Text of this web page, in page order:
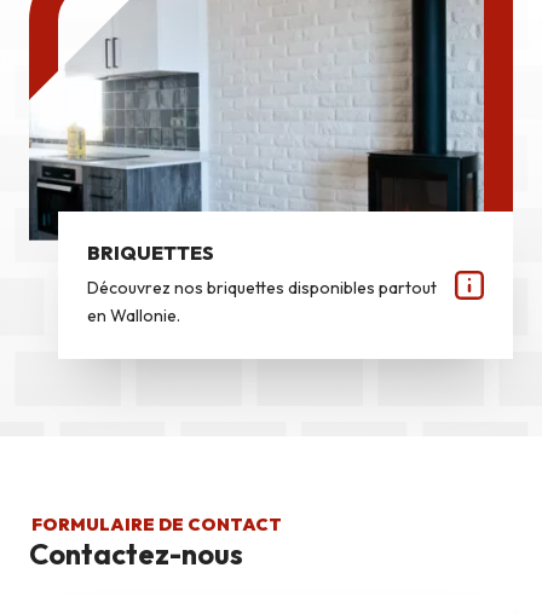
BRIQUETTES
Découvrez nos briquettes disponibles partout
en Wallonie.
FORMULAIRE DE CONTACT
Contactez-nous